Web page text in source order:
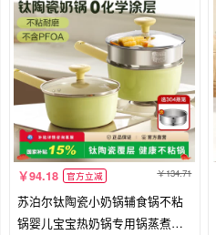
94.18 官方立减 134.71
苏泊尔钛陶瓷小奶锅辅食锅不粘
锅婴儿宝宝热奶锅专用锅蒸煮泡